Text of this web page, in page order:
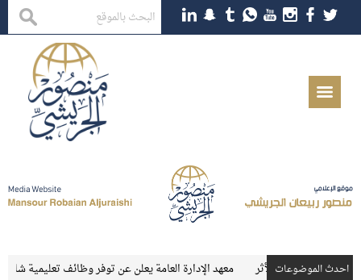
احدث الموضوعات معهد الإدارة العامة يعلن عن توفر وظائف تعليمية شاغرة بقاء الأثر